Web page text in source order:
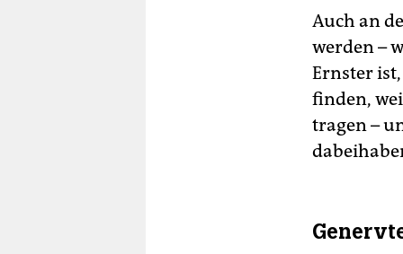
Auch an
werden –
Ernster
finden,
tragen –